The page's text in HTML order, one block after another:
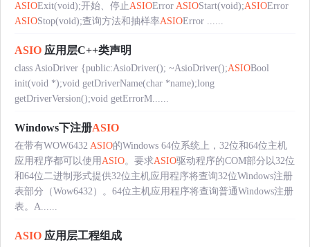
ASIOExit(void);开始、停止ASIOError ASIOStart(void);ASIOError
ASIOStop(void);查询方法和抽样率ASIOError ......
ASIO 应用层C++类声明
class AsioDriver {public:AsioDriver(); ~AsioDriver();ASIOBool
init(void *);void getDriverName(char *name);long
getDriverVersion();void getErrorM......
Windows下注册ASIO
在带有WOW6432 ASIO的Windows 64位系统上，32位和64位主机
应用程序都可以使用ASIO。要求ASIO驱动程序的COM部分以32位
和64位二进制形式提供32位主机应用程序将查询32位Windows注册
表部分（Wow6432）。64位主机应用程序将查询普通Windows注册
表。A......
ASIO 应用层工程组成